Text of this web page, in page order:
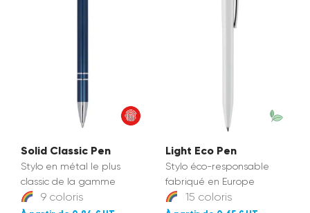
Solid Classic Pen
Stylo en métal le plus
classic de la gamme
9 coloris
Light Eco Pen
Stylo éco-responsable
fabriqué en Europe
15 coloris